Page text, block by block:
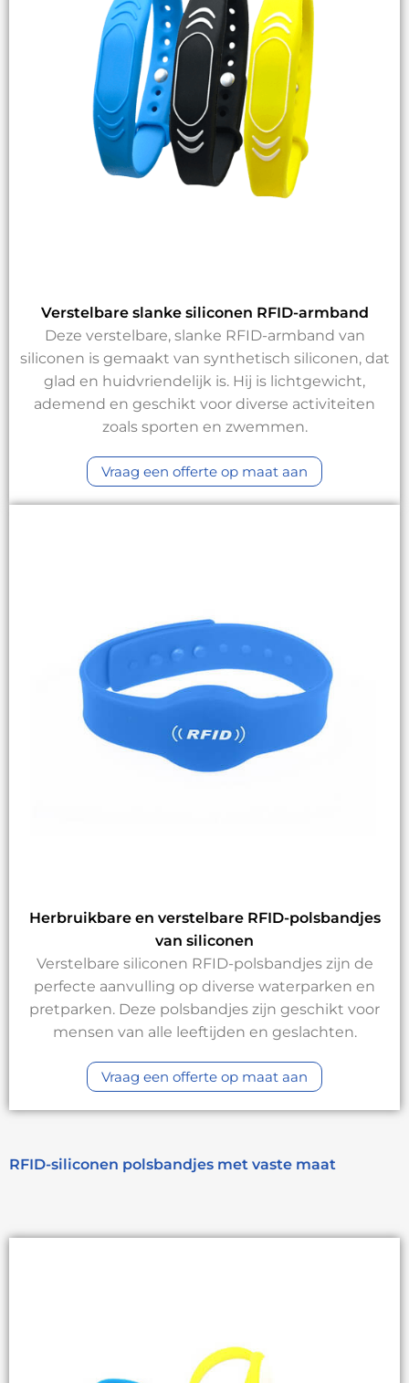
Verstelbare slanke siliconen RFID-armband
Deze verstelbare, slanke RFID-armband van
siliconen is gemaakt van synthetisch siliconen, dat
glad en huidvriendelijk is. Hij is lichtgewicht,
ademend en geschikt voor diverse activiteiten
zoals sporten en zwemmen.
Vraag een offerte op maat aan
Herbruikbare en verstelbare RFID-polsbandjes
van siliconen
Verstelbare siliconen RFID-polsbandjes zijn de
perfecte aanvulling op diverse waterparken en
pretparken. Deze polsbandjes zijn geschikt voor
mensen van alle leeftijden en geslachten.
Vraag een offerte op maat aan
RFID-siliconen polsbandjes met vaste maat